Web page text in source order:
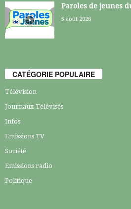
Paroles de jeunes
5 août 2026
CATÉGORIE POPULAIRE
Télévision
Journaux Télévisés
Infos
Emissions TV
Société
Emissions radio
Politique